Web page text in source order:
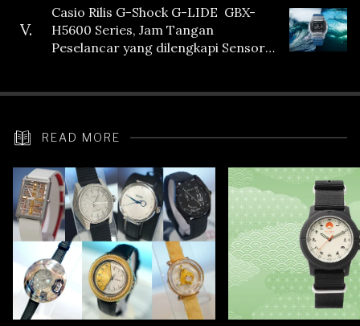
V.
Casio Rilis G-Shock G-LIDE GBX-
H5600 Series, Jam Tangan
Peselancar yang dilengkapi Sensor
READ MORE